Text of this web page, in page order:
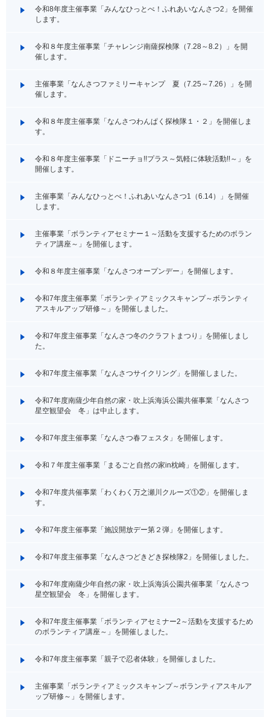
令和8年度主催事業「みんなひっとべ！ふれあいなんさつ2」を開催
します。
令和８年度主催事業「チャレンジ南薩探検隊（7.28～8.2）」を開
催します。
主催事業「なんさつファミリーキャンプ 夏（7.25～7.26）」を開
催します。
令和８年度主催事業「なんさつわんぱく探検隊１・２」を開催しま
す。
令和８年度主催事業「ドニーチョ!!プラス～気軽に体験活動!!～」を
開催します。
主催事業「みんなひっとべ！ふれあいなんさつ1（6.14）」を開催
します。
主催事業「ボランティアセミナー１～活動を支援するためのボラン
ティア講座～」を開催します。
令和８年度主催事業「なんさつオープンデー」を開催します。
令和7年度主催事業「ボランティアミックスキャンプ～ボランティ
アスキルアップ研修～」を開催しました。
令和7年度主催事業「なんさつ冬のクラフトまつり」を開催しまし
た。
令和7年度主催事業「なんさつサイクリング」を開催しました。
令和7年度南薩少年自然の家・吹上浜海浜公園共催事業「なんさつ
星空観望会 冬」は中止します。
令和7年度主催事業「なんさつ春フェスタ」を開催します。
令和７年度主催事業「まるごと自然の家in枕崎」を開催します。
令和7年度共催事業「わくわく万之瀬川クルーズ①②」を開催しま
す。
令和7年度主催事業「施設開放デー第２弾」を開催します。
令和7年度主催事業「なんさつどきどき探検隊2」を開催しました。
令和7年度南薩少年自然の家・吹上浜海浜公園共催事業「なんさつ
星空観望会 冬」を開催します。
令和7年度主催事業「ボランティアセミナー2～活動を支援するため
のボランティア講座～」を開催しました。
令和7年度主催事業「親子で忍者体験」を開催しました。
主催事業「ボランティアミックスキャンプ～ボランティアスキルア
ップ研修～」を開催します。